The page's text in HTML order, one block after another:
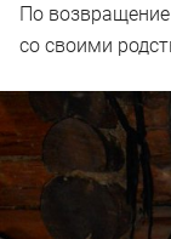
По
со своими